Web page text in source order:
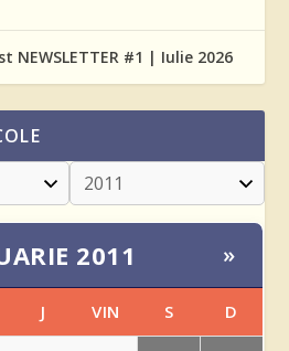
NEWSLETTER #1 | Iulie 2026
2011 »
J VIN S D